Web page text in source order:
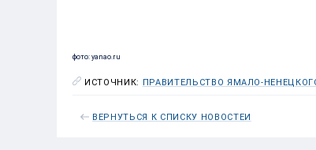
фото: yanao.ru
ИСТОЧНИК: ПРАВИТЕЛЬСТВО ЯМАЛО-
ВЕРНУТЬСЯ К СПИСКУ НОВОСТЕЙ